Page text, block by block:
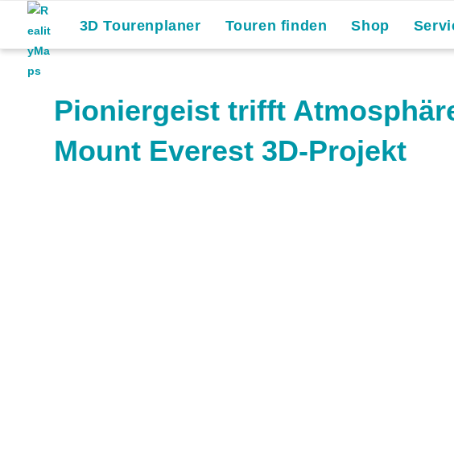
3D Tourenplaner Touren finden Shop
Pioniergeist trifft
Mount Everest 3D-Projekt